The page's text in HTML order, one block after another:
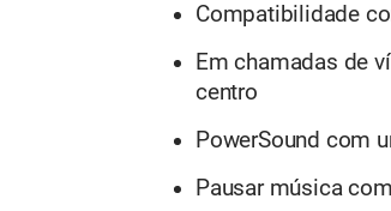
Compatibilidade
Em chamadas de
centro
PowerSound com
Pausar música